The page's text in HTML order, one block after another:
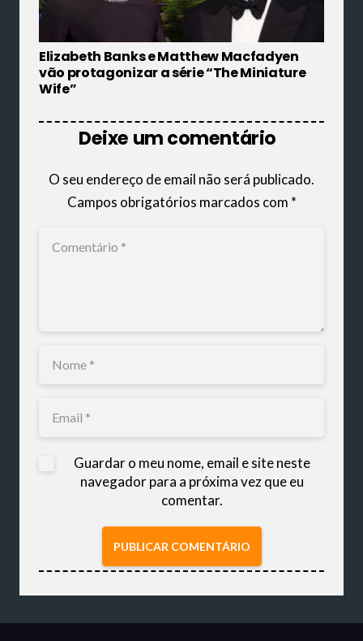
Elizabeth Banks e Matthew Macfadyen
vão protagonizar a série “The Miniature
Wife”
Deixe um comentário
O seu endereço de email não será publicado.
Campos obrigatórios marcados com *
Guardar o meu nome, email e site neste
navegador para a próxima vez que eu
comentar.
PUBLICAR COMENTÁRIO